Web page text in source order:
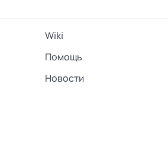
Wiki
Помощь
Новости